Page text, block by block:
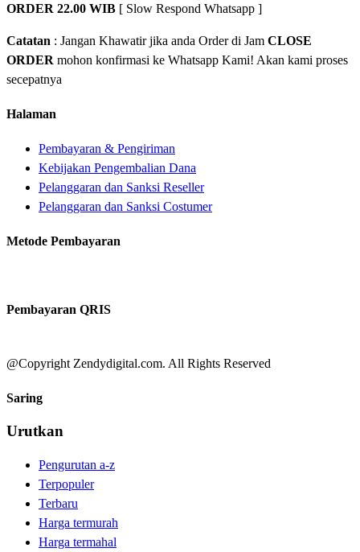
ORDER 22.00 WIB [ Slow Respond Whatsapp ]
Catatan : Jangan Khawatir jika anda Order di Jam CLOSE
ORDER mohon konfirmasi ke Whatsapp Kami! Akan kami proses
secepatnya
Halaman
Pembayaran & Pengiriman
Kebijakan Pengembalian Dana
Pelanggaran dan Sanksi Reseller
Pelanggaran dan Sanksi Costumer
Metode Pembayaran
Pembayaran QRIS
@Copyright Zendydigital.com. All Rights Reserved
Saring
Urutkan
Pengurutan a-z
Terpopuler
Terbaru
Harga termurah
Harga termahal